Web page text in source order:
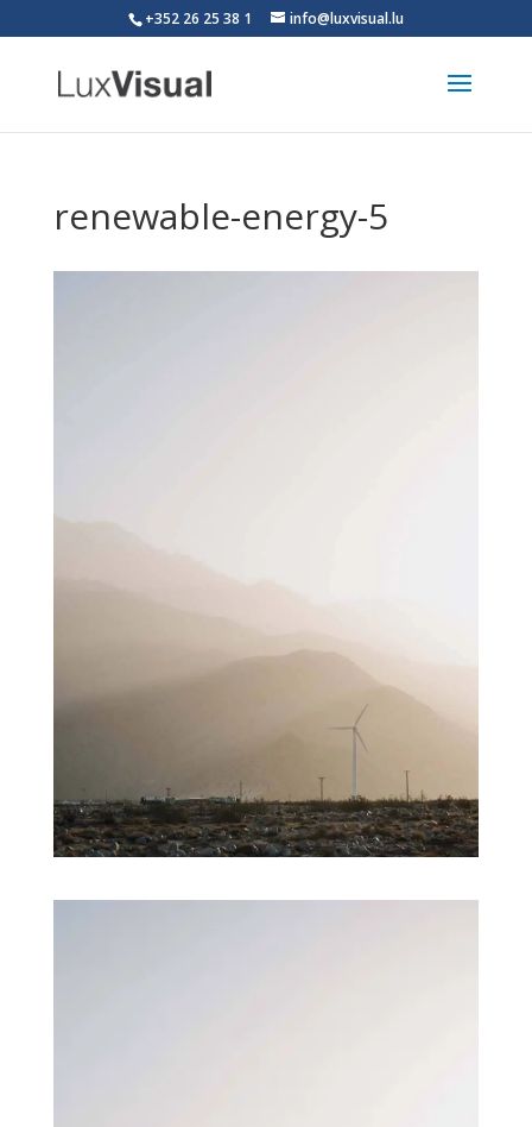
+352 26 25 38 1 info@luxvisual.lu
renewable-energy-5